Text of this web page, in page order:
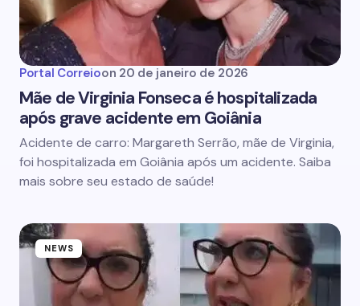
Portal Correioon 20 de janeiro de 2026
Mãe de Virginia Fonseca é hospitalizada
após grave acidente em Goiânia
Acidente de carro: Margareth Serrão, mãe de Virginia,
foi hospitalizada em Goiânia após um acidente. Saiba
mais sobre seu estado de saúde!
NEWS